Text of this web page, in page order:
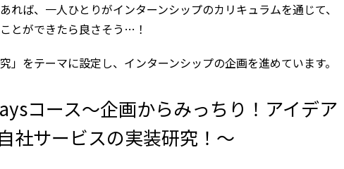
れば、一人ひとりがインターンシップのカリキュラムを通じて、
とができたら良さそう…！
」をテーマに設定し、インターンシップの企画を進めています。
コース～企画からみっちり！アイデア
社サービスの実装研究！～